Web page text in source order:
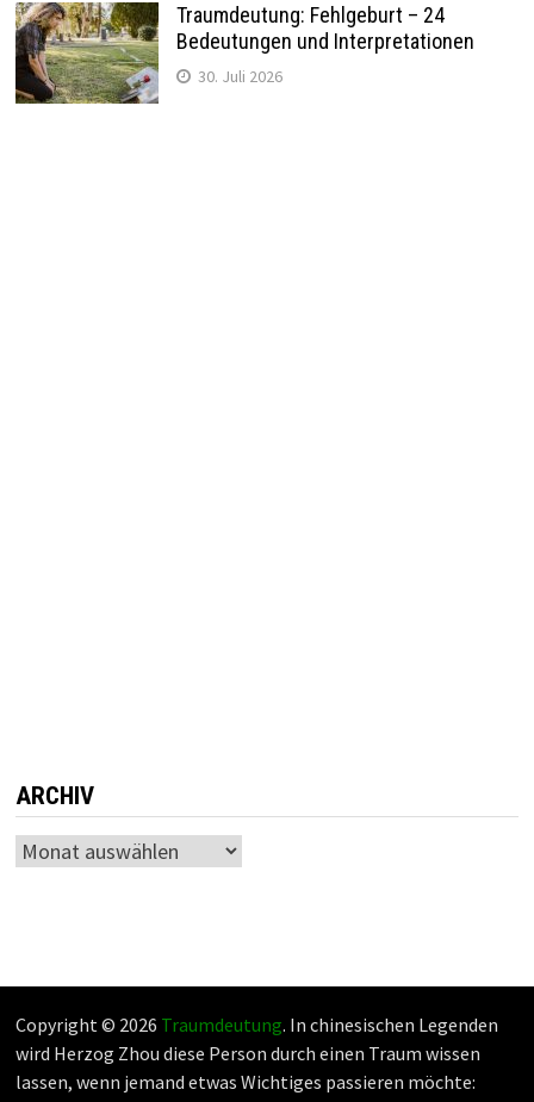
Traumdeutung: Fehlgeburt – 24
Bedeutungen und Interpretationen
30. Juli 2026
ARCHIV
Archiv
Copyright © 2026 Traumdeutung. In chinesischen Legenden
wird Herzog Zhou diese Person durch einen Traum wissen
lassen, wenn jemand etwas Wichtiges passieren möchte: